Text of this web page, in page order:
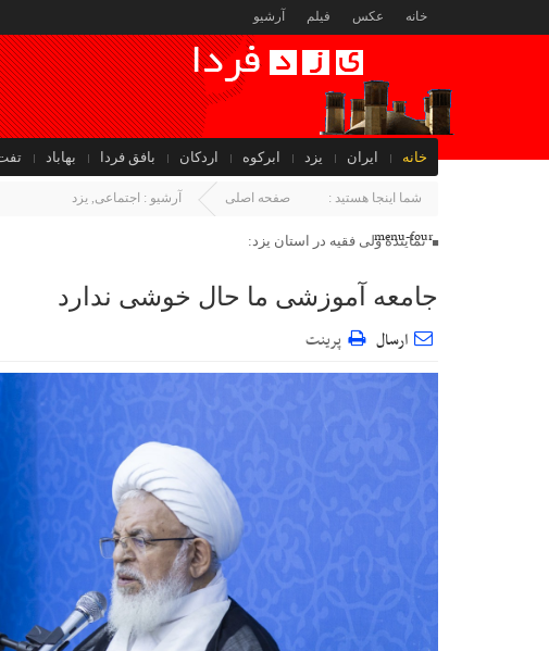
خانه عکس فیلم آرشیو
خانه ایران یزد ابرکوه اردکان بافق فردا بهاباد
جهان
menu-four
شما اینجا هستید : صفحه اصلی آرشیو : اجتماعی, یزد
نماینده ولی فقیه در استان یزد:
جامعه آموزشی ما حال خوشی ندارد
ارسال پرینت